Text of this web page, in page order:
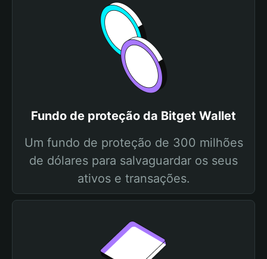
Fundo de proteção da Bitget Wallet
Um fundo de proteção de 300 milhões
de dólares para salvaguardar os seus
ativos e transações.